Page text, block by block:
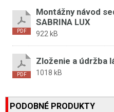
Montážny návod
SABRINA LUX
922 kB
Zloženie a údržba
1018 kB
PODOBNÉ PRODUKTY